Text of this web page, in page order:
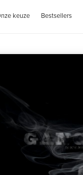
keuze Bestsellers